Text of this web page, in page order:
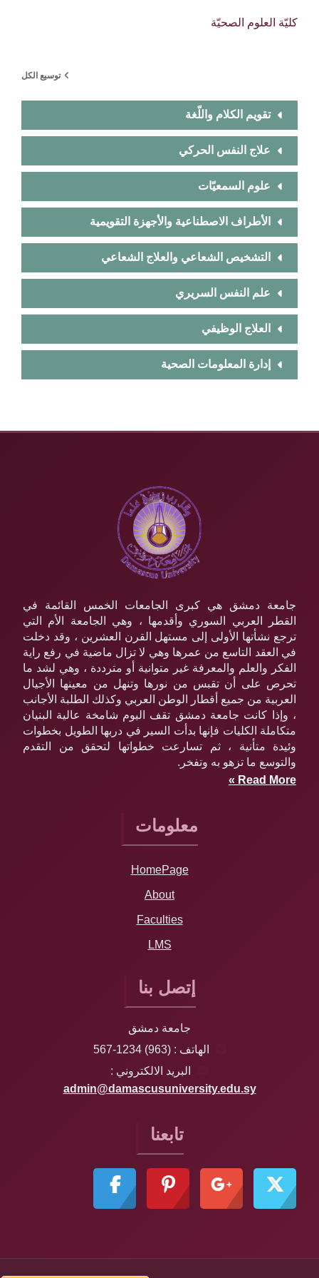
كليّة العلوم الصحيّة
توسيع الكل
تقويم الكلام واللّغة
علاج النفس الحركي
علوم السمعيّات
الأطراف الاصطناعية والأجهزة التقويمية
التشخيص الشعاعي والعلاج الشعاعي
علم النفس السريري
العلاج الوظيفي
إدارة المعلومات الصحية
جامعة دمشق هي كبرى الجامعات الخمس القائمة في
القطر العربي السوري وأقدمها ، وهي الجامعة الأم التي
ترجع نشأتها الأولى إلى مستهل القرن العشرين ، وقد دخلت
في العقد التاسع من عمرها وهي لا تزال ماضية في رفع راية
الفكر والعلم والمعرفة غير متوانية أو مترددة ، وهي لشد ما
تحرص على أن تقبس من نورها وتنهل من معينها الأجيال
العربية من جميع أقطار الوطن العربي وكذلك الطلبة الأجانب
، وإذا كانت جامعة دمشق تقف اليوم شامخة عالية البنيان
متكاملة الكليات فإنها بدأت السير في دربها الطويل بخطوات
وئيدة متأنية ، ثم تسارعت خطواتها لتحقق من التقدم
والتوسع ما تزهو به وتفخر.
Read More »
معلومات
HomePage
About
Faculties
LMS
إتصل بنا
جامعة دمشق
الهاتف : (963) 1234-567
البريد الالكتروني :
admin@damascusuniversity.edu.sy
تابعنا